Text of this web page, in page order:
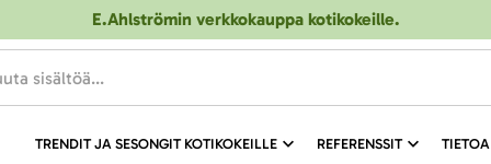
E.Ahlströmin verkkokauppa kotikokeille.
TRENDIT JA SESONGIT KOTIKOKEILLE REFERENSSIT